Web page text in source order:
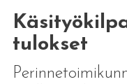
tulokset